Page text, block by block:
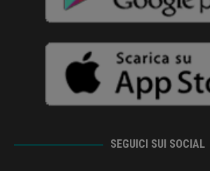
SEGUICI SUI SOCIAL